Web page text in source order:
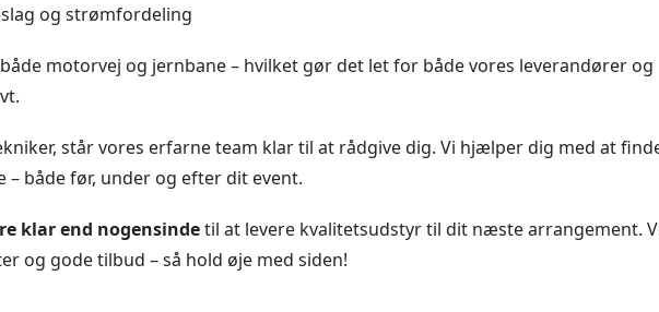
og strømfordeling
motorvej og jernbane – hvilket gør det let for både vores leverandører og
står vores erfarne team klar til at rådgive dig. Vi hjælper dig med at
– både før, under og efter dit event.
klar end nogensindetil at levere kvalitetsudstyr til dit næste arrangement.
og gode tilbud – så hold øje med siden!